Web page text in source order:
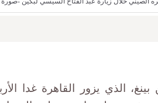
الذي يزور القاهرة غدا